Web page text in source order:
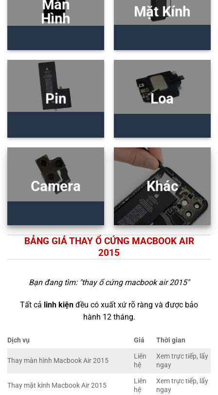
Màn
Hình
Mặt Kính
Pin Loa
Camera Khác
BẢNG GIÁ THAY Ổ CỨNG MACBOOK AIR
2015
Bạn đang tìm: "thay ổ cứng macbook air 2015"
Tất cả linh kiện đều có xuất xứ rõ ràng và được bảo
hành 12 tháng.
Dịch vụ Giá Thời gian
Thay màn hình Macbook Air 2015
Liên
hệ
Xem trực tiếp, lấy
ngay
Thay mặt kính Macbook Air 2015
Liên
hệ
Xem trực tiếp, lấy
ngay